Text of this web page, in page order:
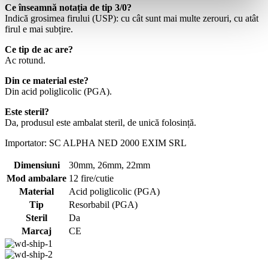
Ce înseamnă notația de tip 3/0?
Indică grosimea firului (USP): cu cât sunt mai multe zerouri, cu atât
firul e mai subțire.
Ce tip de ac are?
Ac rotund.
Din ce material este?
Din acid poliglicolic (PGA).
Este steril?
Da, produsul este ambalat steril, de unică folosință.
Importator: SC ALPHA NED 2000 EXIM SRL
Dimensiuni 30mm, 26mm, 22mm
Mod ambalare 12 fire/cutie
Material
Acid poliglicolic (PGA)
Tip
Resorbabil (PGA)
Steril
Da
Marcaj
CE